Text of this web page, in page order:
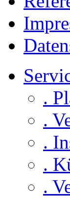
.
.
.
.
.